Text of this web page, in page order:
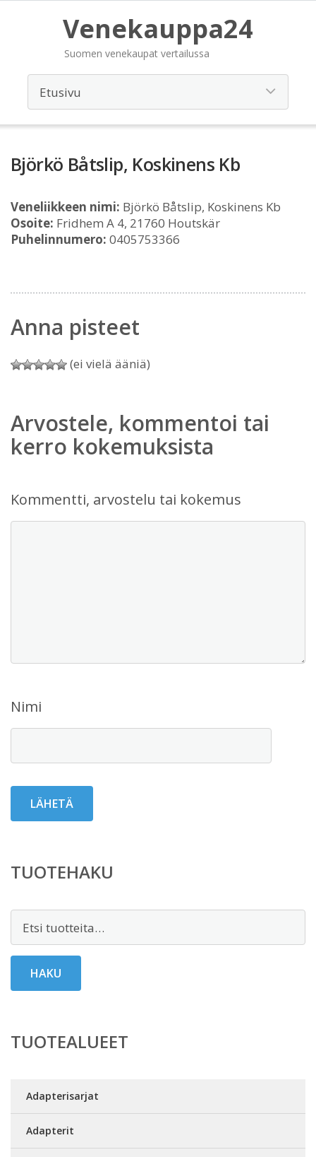
Venekauppa24
Suomen venekaupat vertailussa
Björkö Båtslip, Koskinens Kb
Veneliikkeen nimi: Björkö Båtslip, Koskinens Kb
Osoite: Fridhem A 4, 21760 Houtskär
Puhelinnumero: 0405753366
Anna pisteet
(ei vielä ääniä)
Arvostele, kommentoi tai
kerro kokemuksista
Kommentti, arvostelu tai kokemus
Nimi
TUOTEHAKU
HAKU
TUOTEALUEET
Adapterisarjat
Adapterit